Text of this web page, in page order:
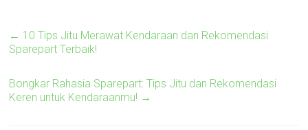
← 10 Tips Jitu Merawat Kendaraan dan Rekomendasi
Sparepart Terbaik!
Bongkar Rahasia Sparepart: Tips Jitu dan Rekomendasi
Keren untuk Kendaraanmu! →